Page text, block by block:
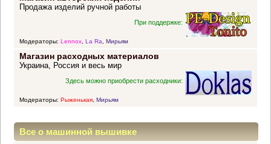
Продажа изделий ручной работы
При поддержке:
Модераторы: Lennox, La Ra, Мирьям
Магазин расходных материалов
Украина, Россия и весь мир
Здесь можно приобрести расходники:
Модераторы: Рыженькая, Мирьям
Все о машинной вышивке